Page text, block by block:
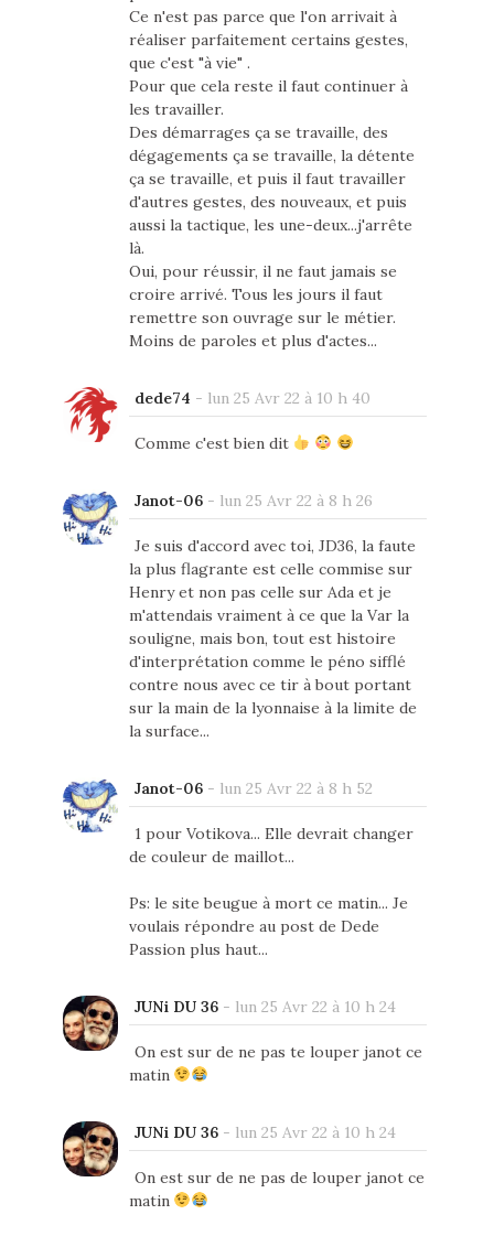
Ce n'est pas parce que l'on arrivait à
réaliser parfaitement certains gestes,
que c'est "à vie" .
Pour que cela reste il faut continuer à
les travailler.
Des démarrages ça se travaille, des
dégagements ça se travaille, la détente
ça se travaille, et puis il faut travailler
d'autres gestes, des nouveaux, et puis
aussi la tactique, les une-deux...j'arrête
là.
Oui, pour réussir, il ne faut jamais se
croire arrivé. Tous les jours il faut
remettre son ouvrage sur le métier.
Moins de paroles et plus d'actes...
dede74 - lun 25 Avr 22 à 10 h 40
Comme c'est bien dit
Janot-06- lun 25 Avr 22 à 8 h 26
Je suis d'accord avec toi, JD36, la faute
la plus flagrante est celle commise sur
Henry et non pas celle sur Ada et je
m'attendais vraiment à ce que la Var la
souligne, mais bon, tout est histoire
d'interprétation comme le péno sifflé
contre nous avec ce tir à bout portant
sur la main de la lyonnaise à la limite de
la surface...
Janot-06- lun 25 Avr 22 à 8 h 52
1 pour Votikova... Elle devrait changer
de couleur de maillot...
Ps: le site beugue à mort ce matin... Je
voulais répondre au post de Dede
Passion plus haut...
JUNi DU 36- lun 25 Avr 22 à 10 h 24
On est sur de ne pas te louper janot ce
matin
JUNi DU 36- lun 25 Avr 22 à 10 h 24
On est sur de ne pas de louper janot ce
matin